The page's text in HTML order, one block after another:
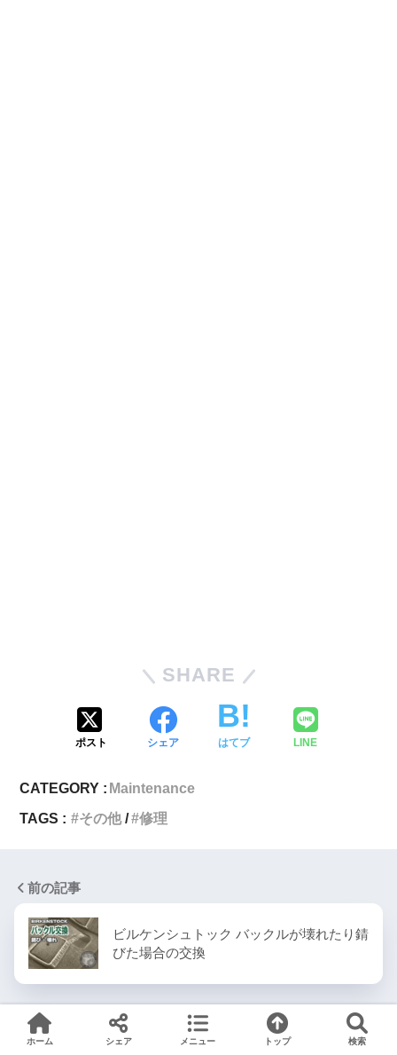
SHARE
ポスト シェア はてブ LINE
CATEGORY : Maintenance
TAGS :
その他 修理
前の記事
ビルケンシュトック バックルが壊れたり錆
びた場合の交換
次の記事
ホーム シェア メニュー トップ 検索